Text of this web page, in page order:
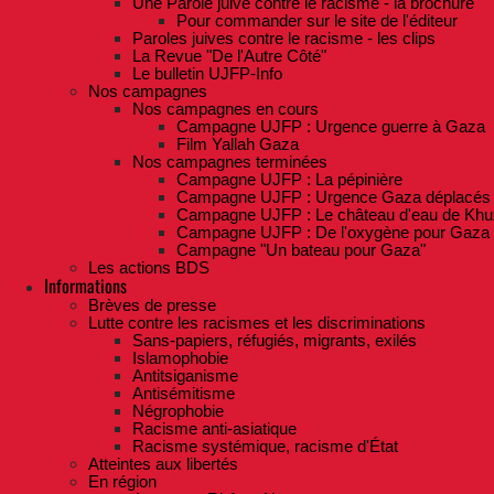
Pour commander sur le site de l'éditeur
Paroles juives contre le racisme - les clips
La Revue "De l'Autre Côté"
Le bulletin UJFP-Info
Nos campagnes
Nos campagnes en cours
Campagne UJFP : Urgence guerre à Gaza
Film Yallah Gaza
Nos campagnes terminées
Campagne UJFP : La pépinière
Campagne UJFP : Urgence Gaza déplacés
Campagne UJFP : Le château d'eau de
Campagne UJFP : De l'oxygène pour Gaza
Campagne "Un bateau pour Gaza"
Les actions BDS
Informations
Brèves de presse
Lutte contre les racismes et les discriminations
Sans-papiers, réfugiés, migrants, exilés
Islamophobie
Antitsiganisme
Antisémitisme
Négrophobie
Racisme anti-asiatique
Racisme systémique, racisme d'État
Atteintes aux libertés
En région